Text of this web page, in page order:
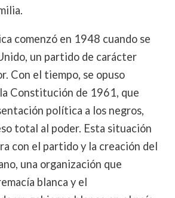
comenzó en 1948 cuando se
un partido de carácter
Con el tiempo, se opuso
Constitución de 1961, que
política a los negros,
total al poder. Esta situación
con el partido y la creación del
una organización que
blanca y el